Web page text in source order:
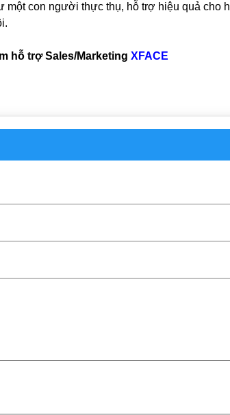
một con người thực thụ, hỗ trợ hiệu quả cho
hỗ trợ Sales/Marketing XFACE